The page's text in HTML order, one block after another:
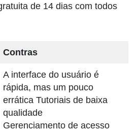
de 14 dias com todos
Contras
A interface do usuário é
rápida, mas um pouco
errática Tutoriais de baixa
qualidade
Gerenciamento de acesso